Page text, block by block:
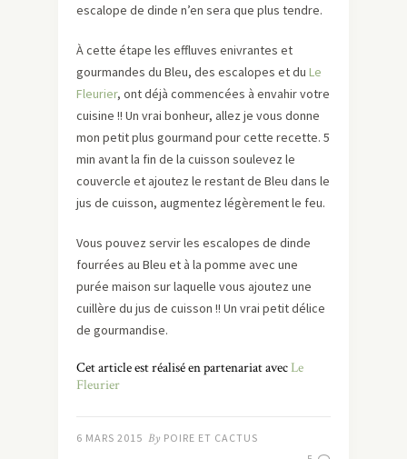
escalope de dinde n’en sera que plus tendre.
À cette étape les effluves enivrantes et
gourmandes du Bleu, des escalopes et du Le
Fleurier, ont déjà commencées à envahir votre
cuisine !! Un vrai bonheur, allez je vous donne
mon petit plus gourmand pour cette recette. 5
min avant la fin de la cuisson soulevez le
couvercle et ajoutez le restant de Bleu dans le
jus de cuisson, augmentez légèrement le feu.
Vous pouvez servir les escalopes de dinde
fourrées au Bleu et à la pomme avec une
purée maison sur laquelle vous ajoutez une
cuillère du jus de cuisson !! Un vrai petit délice
de gourmandise.
Cet article est réalisé en partenariat avecLe
Fleurier
6 MARS 2015 By POIRE ET CACTUS